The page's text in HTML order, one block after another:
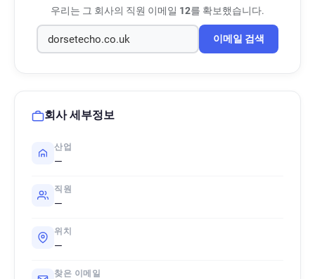
우리는 그 회사의 직원 이메일 12를 확보했습니다.
이메일 검색
회사 세부정보
산업
—
직원
—
위치
—
찾은 이메일